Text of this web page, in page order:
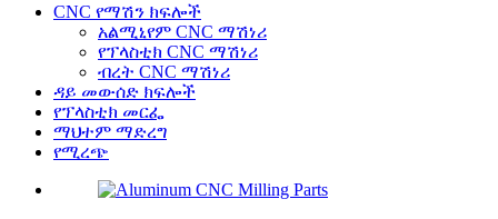
CNC የማሽን ክፍሎች
አልሚኒየም CNC ማሽነሪ
የፕላስቲክ CNC ማሽነሪ
ብረት CNC ማሽነሪ
ዳይ መውሰድ ክፍሎች
የፕላስቲክ መርፌ
ማህተም ማድረግ
የሚረጭ